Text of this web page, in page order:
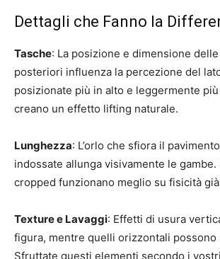
Dettagli che Fanno la
Tasche: La posizione e dimensione
posteriori influenza la percezione del
posizionate più in alto e leggermente
creano un effetto lifting naturale.
Lunghezza: L’orlo che sfiora il
indossate allunga visivamente le gambe.
cropped funzionano meglio su fisicità
Texture e Lavaggi: Effetti di usura
figura, mentre quelli orizzontali possono
Sfruttate questi elementi secondo i